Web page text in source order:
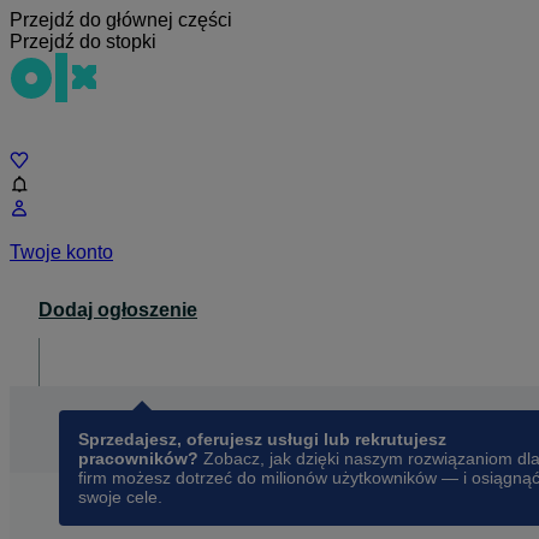
Przejdź do głównej części
Przejdź do stopki
Twoje konto
Dodaj ogłoszenie
Sprzedajesz, oferujesz usługi lub rekrutujesz
pracowników? Zobacz, jak dzięki naszym rozwiązaniom dla
firm możesz dotrzeć do milionów użytkowników — i osiągnąć
swoje cele.